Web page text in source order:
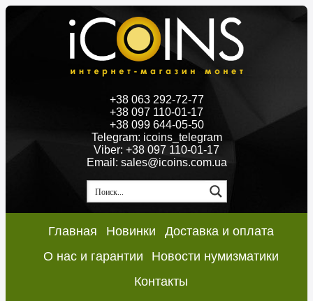
+38 063 292-72-77
+38 097 110-01-17
+38 099 644-05-50
Telegram: icoins_telegram
Viber: +38 097 110-01-17
Email: sales@icoins.com.ua
Главная Новинки
Доставка и оплата
О нас и гарантии
Новости нумизматики
Контакты